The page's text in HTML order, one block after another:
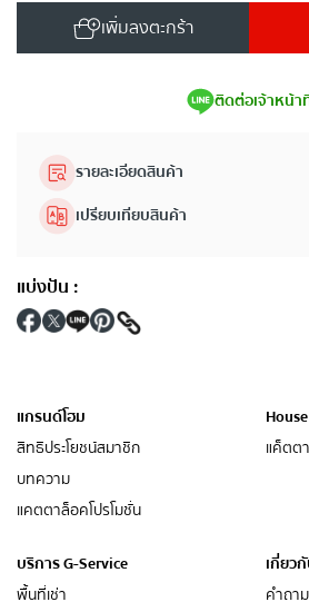
เพิ่มลงตะกร้า
ติดต่อเจ้าหน้า
รายละเอียดสินค้า
เปรียบเทียบสินค้า
แบ่งปัน :
แกรนด์โฮม
สิทธิประโยชน์สมาชิก
บทความ
แคตตาล็อคโปรโมชั่น
แค็ตต
บริการ G-Service
พื้นที่เช่า
เกี่ยว
คำถา